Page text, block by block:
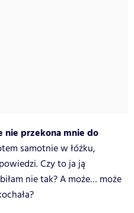
nie przekona mnie do
samotnie w łóżku,
Czy to ja ją
nie tak? A może… może